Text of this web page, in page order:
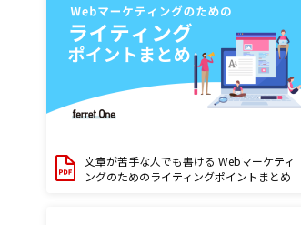
文章が苦手な人でも書ける Webマーケティ
ングのためのライティングポイントまとめ